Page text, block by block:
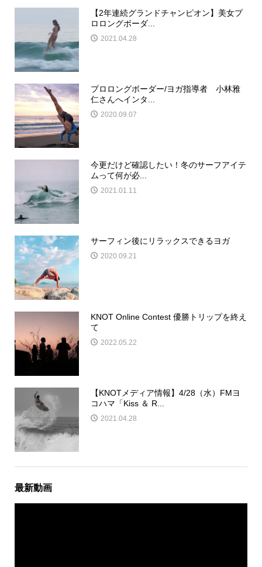
【2年連続グランドチャンピオン】美女プ
ロロングボーダ...
2021.04.28
プロロングボーダー/ヨガ指導者 小林雅
仁さんへインタ...
2020.09.07
今更だけど確認したい！冬のサーフアイテ
ムって何が必...
2021.01.11
サーフィン後にリラックスできるヨガ
2020.09.21
KNOT Online Contest 優勝トリップを終え
て
2022.05.22
【KNOTメディア情報】4/28（水）FMヨ
コハマ「Kiss ＆ R...
2021.04.28
最新動画